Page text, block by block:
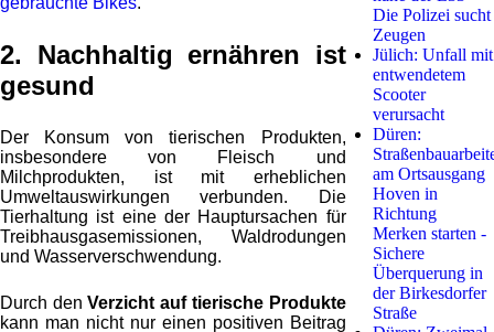
2. Nachhaltig ernähren ist
gesund
Der Konsum von tierischen Produkten,
insbesondere von Fleisch und
Milchprodukten, ist mit erheblichen
Umweltauswirkungen verbunden. Die
Tierhaltung ist eine der Hauptursachen für
Treibhausgasemissionen, Waldrodungen
und Wasserverschwendung.
Durch denVerzicht auf tierische Produkte
kann man nicht nur einen positiven Beitrag
Die Polizei sucht
Zeugen
Jülich: Unfall mit
entwendetem
Scooter
verursacht
Düren:
am Ortsausgang
Hoven in
Richtung
Merken starten -
Sichere
Überquerung in
der Birkesdorfer
Straße